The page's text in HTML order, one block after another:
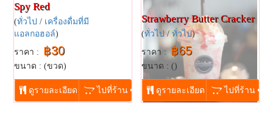
Spy Red
(ทั่วไป / เครื่องดื่มที่มี
แอลกอฮอล์)
ราคา : ฿30
ขนาด : (ขวด)
...
ดูรายละเอียด ไปที่ร้าน
Strawberry​ Butter​ ​cracker
(ทั่วไป/ ทั่วไป)
ราคา : ฿65
ขนาด : ()
...
ดูรายละเอียด ไปที่ร้าน